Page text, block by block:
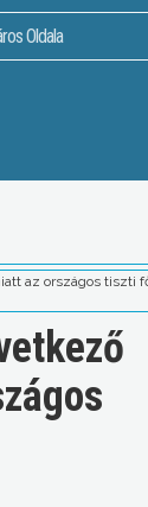
Oldala
az országos tiszti